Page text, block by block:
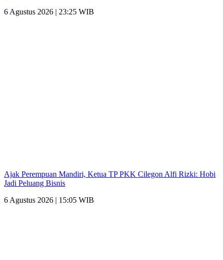
6 Agustus 2026 | 23:25 WIB
Ajak Perempuan Mandiri, Ketua TP PKK Cilegon Alfi Rizki: Hobi
Jadi Peluang Bisnis
6 Agustus 2026 | 15:05 WIB